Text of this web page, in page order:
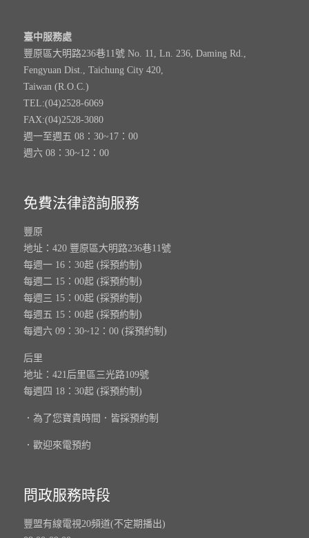
臺中服務處
豐原區大明路236巷11號 No. 11, Ln. 236, Daming Rd.,
Fengyuan Dist., Taichung City 420,
Taiwan (R.O.C.)
TEL:(04)2528-6069
FAX:(04)2528-3080
週一至週五 08：30~17：00
週六 08：30~12：00
免費法律諮詢服務
豐原
地址：420 豐原區大明路236巷11號
每週一 16：30起 (採預約制)
每週二 15：00起 (採預約制)
每週三 15：00起 (採預約制)
每週五 15：00起 (採預約制)
每週六 09：30~12：00 (採預約制)
后里
地址：421后里區三光路109號
每週四 18：30起 (採預約制)
．為了您寶貴時間．皆採預約制
．歡迎來電預約
問政服務時段
豐盟有線電視20頻道(不定期播出)